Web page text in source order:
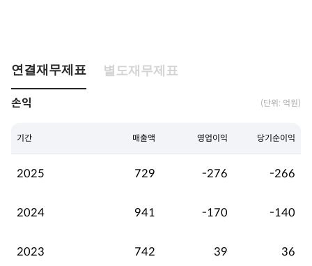
연결재무제표 별도재무제표
손익 (단위: 억원)
기간 매출액 영업이익 당기순이익
2025 729 -276 -266
2024 941 -170 -140
2023 742 39 36